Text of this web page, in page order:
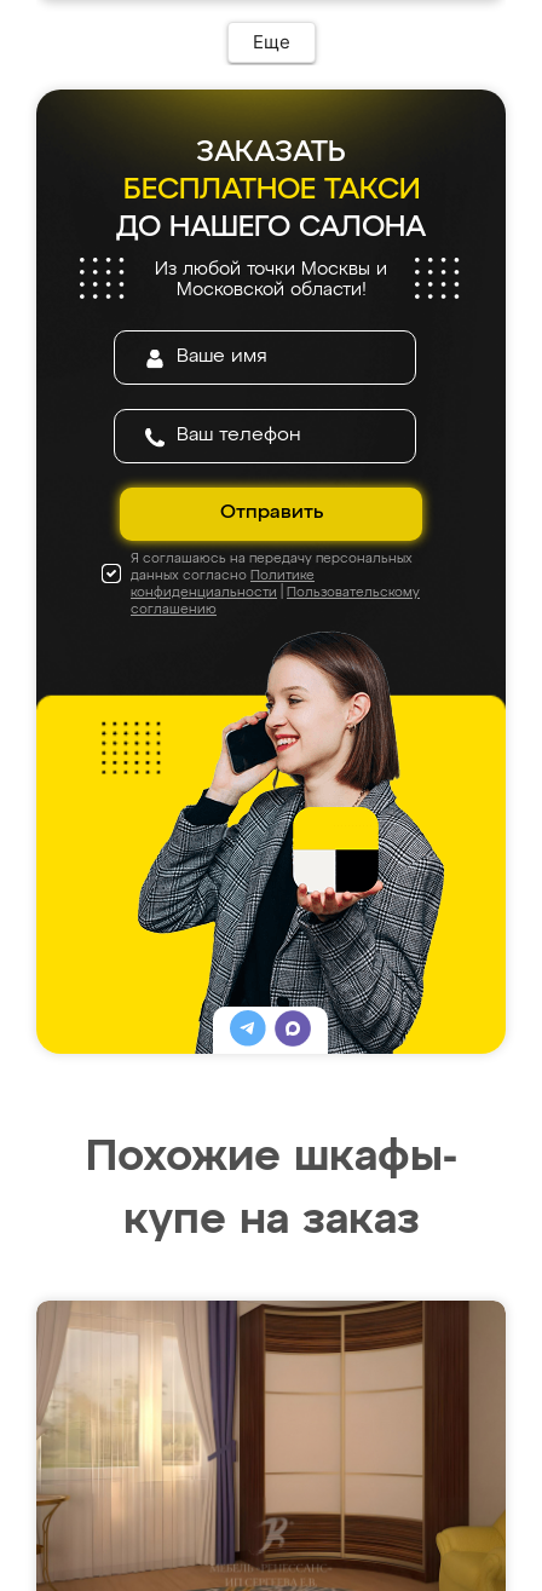
мебель сразу встала на свое место без
каких-либо доработок. Качеством осталась
довольна, все выглядит так, как и ожидала.
Еще
ЗАКАЗАТЬ
БЕСПЛАТНОЕ ТАКСИ
ДО НАШЕГО САЛОНА
Из любой точки Москвы и
Московской области!
Отправить
Я соглашаюсь на передачу персональных
данных согласно Политике
конфиденциальности
Пользовательскому
соглашению
Похожие шкафы-
купе на заказ